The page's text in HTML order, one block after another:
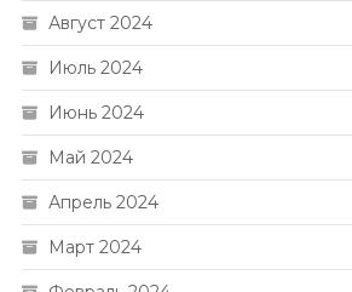
Август 2024
Июль 2024
Июнь 2024
Май 2024
Апрель 2024
Март 2024